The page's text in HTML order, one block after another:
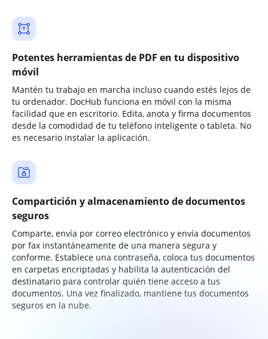
Potentes herramientas de PDF en tu dispositivo
móvil
Mantén tu trabajo en marcha incluso cuando estés lejos de
tu ordenador. DocHub funciona en móvil con la misma
facilidad que en escritorio. Edita, anota y firma documentos
desde la comodidad de tu teléfono inteligente o tableta. No
es necesario instalar la aplicación.
Compartición y almacenamiento de documentos
seguros
Comparte, envía por correo electrónico y envía documentos
por fax instantáneamente de una manera segura y
conforme. Establece una contraseña, coloca tus documentos
en carpetas encriptadas y habilita la autenticación del
destinatario para controlar quién tiene acceso a tus
documentos. Una vez finalizado, mantiene tus documentos
seguros en la nube.